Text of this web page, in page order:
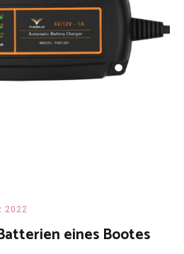
2022
eines Bootes